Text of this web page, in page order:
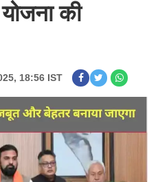
की
18:56 IST